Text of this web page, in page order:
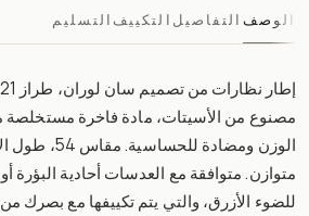
الوصف التفاصيل التكييف التسليم
مصنوع من الأسيتات، مادة فاخرة مستخلصة
متوازن. متوافقة مع العدسات أحادية البؤرة
للضوء الأزرق، والتي يتم تكييفها مع بصرك